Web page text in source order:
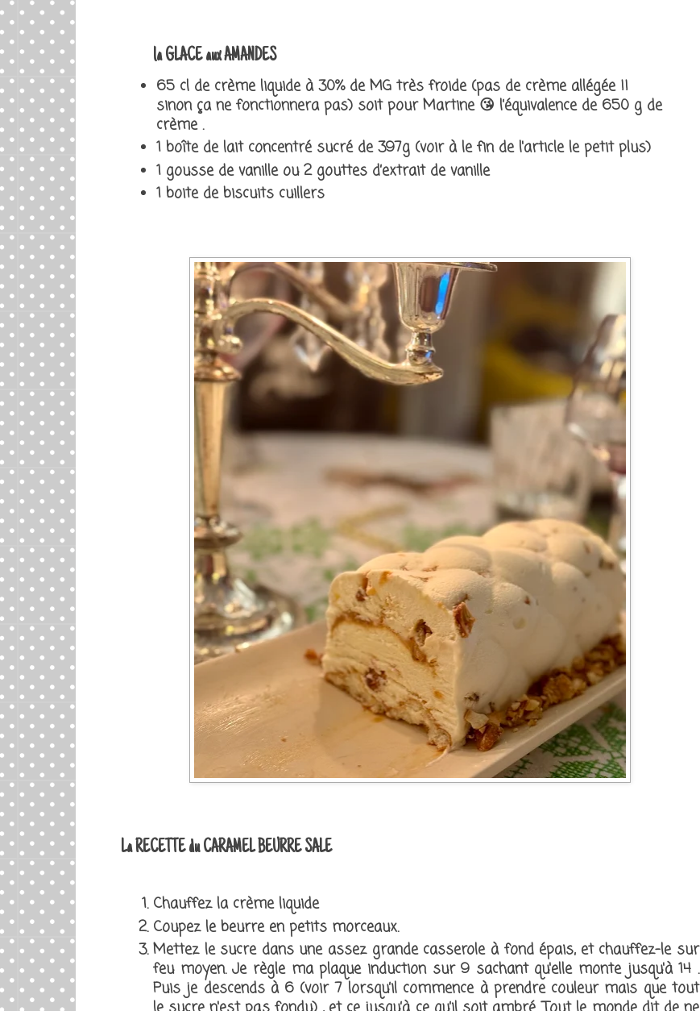
la GLACE aux AMANDES
65 cl de crème liquide à 30% de MG très froide (pas de crème allégée !!
sinon ça ne fonctionnera pas) soit pour Martine 😘 l’équivalence de 650 g de
crème .
1 boîte de lait concentré sucré de 397g (voir à le fin de l'article le petit plus)
1 gousse de vanille ou 2 gouttes d’extrait de vanille
1 boite de biscuits cuillers
La RECETTE du CARAMEL BEURRE SALE
Chauffez la crème liquide
Coupez le beurre en petits morceaux.
Mettez le sucre dans une assez grande casserole à fond épais, et chauffez-le sur
feu moyen. Je règle ma plaque induction sur 9 sachant qu'elle monte jusqu'à 14 .
Puis je descends à 6 (voir 7 lorsqu’il commence à prendre couleur mais que tout